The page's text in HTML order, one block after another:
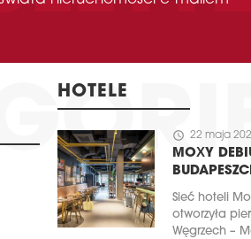
HOTELE
schedule 22 maja
MOXY
Sieć hoteli
otworzyła
Węgrzech –